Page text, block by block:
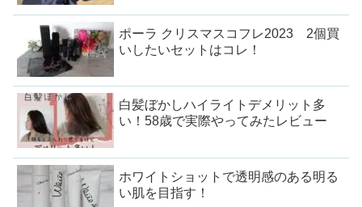
ポーラ クリスマスコフレ2023 2個買
いしたいセットはコレ！
白髪ぼかしハイライトデメリット多
い！58歳で実際やってみたレビュー
ホワイトショットで透明感のある明る
い肌を目指す！